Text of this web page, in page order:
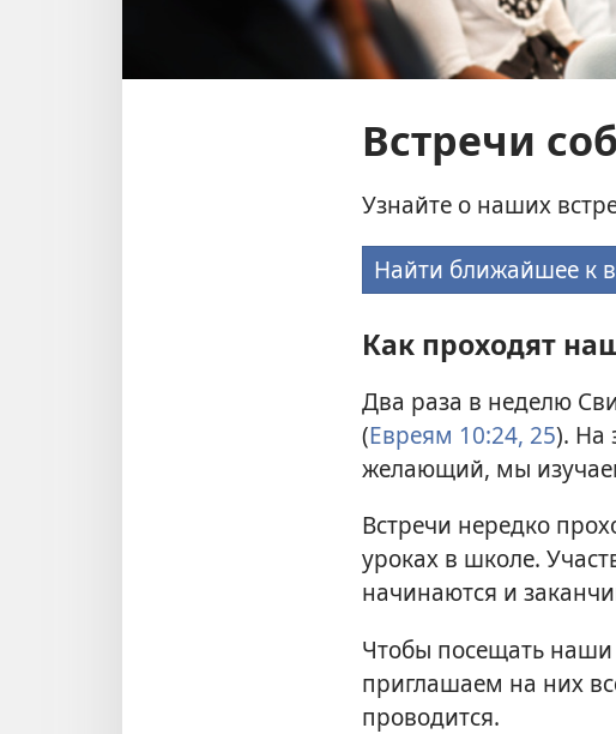
Встречи
Узнайте о наших
Найти ближайшее к
Как проходят
Два раза в неделю
(Евреям 10:24, 25). На
желающий, мы
Встречи нередко
уроках в школе.
начинаются и
Чтобы посещать
приглашаем на них
проводится.